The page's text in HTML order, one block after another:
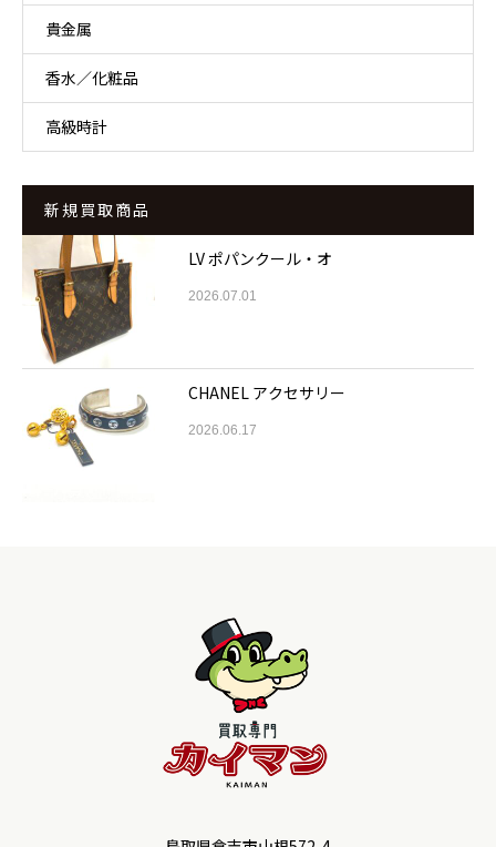
貴金属
香水／化粧品
高級時計
新規買取商品
LV ポパンクール・オ
2026.07.01
CHANEL アクセサリー
2026.06.17